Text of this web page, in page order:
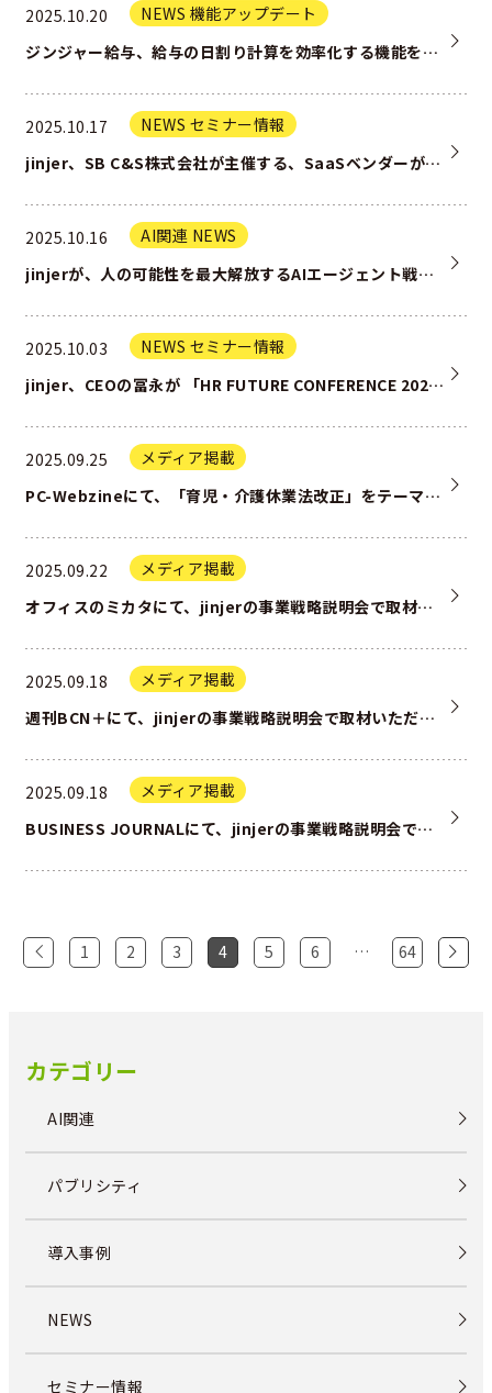
2025.10.20
NEWS 機能アップデート
ジンジャー給与、給与の日割り計算を効率化する機能を実装 ー 従業員情報と連動し、企業のルールに合わせた日割り計算の自動化…
2025.10.17
NEWS セミナー情報
jinjer、SB C&S株式会社が主催する、SaaSベンダーが一堂に集まる展示イベント 「SaaS Showroom …
2025.10.16
AI関連 NEWS
jinjerが、人の可能性を最大解放するAIエージェント戦略を発表
2025.10.03
NEWS セミナー情報
jinjer、CEOの冨永が 「HR FUTURE CONFERENCE 2025 in 東京」に登壇 －“正しい人事デ…
2025.09.25
メディア掲載
PC-Webzineにて、「育児・介護休業法改正」をテーマにjinjerを取材いただいた記事が掲載されました。
2025.09.22
メディア掲載
オフィスのミカタにて、jinjerの事業戦略説明会で取材いただいた記事が掲載されました。
2025.09.18
メディア掲載
週刊BCN＋にて、jinjerの事業戦略説明会で取材いただいた記事が掲載されました。
2025.09.18
メディア掲載
BUSINESS JOURNALにて、jinjerの事業戦略説明会で取材いただいた記事が掲載されました。
1 2 3 4 5 6 … 64
カテゴリー
AI関連
パブリシティ
導入事例
NEWS
セミナー情報